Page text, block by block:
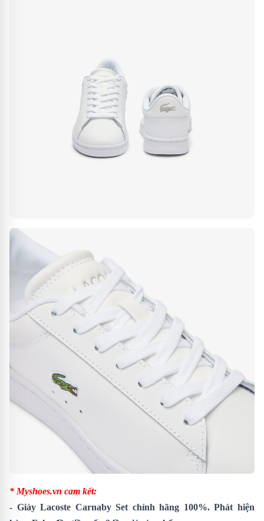
* Myshoes.vn cam kết:
- Giày Lacoste Carnaby Set chính hãng 100%. Phát hiện